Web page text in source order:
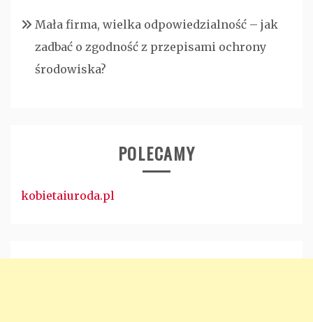
Mała firma, wielka odpowiedzialność – jak
zadbać o zgodność z przepisami ochrony
środowiska?
POLECAMY
kobietaiuroda.pl